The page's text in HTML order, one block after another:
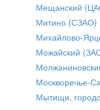
Мещанский
Митино (СЗАО)
Михайлово-
Можайский
Москворечье-
Мытищи,